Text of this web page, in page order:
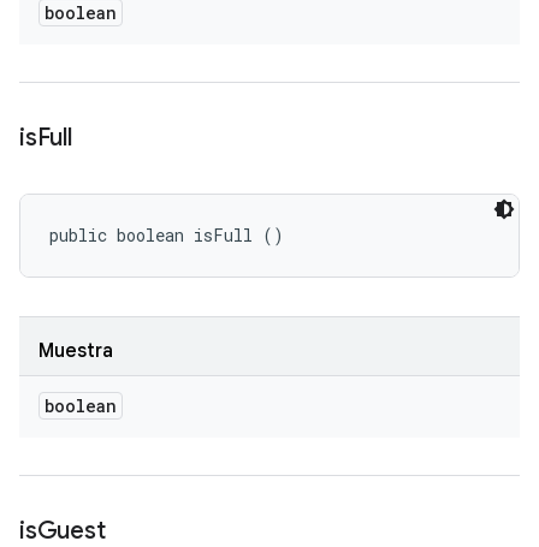
boolean
isFull
public boolean isFull ()
Muestra
boolean
isGuest